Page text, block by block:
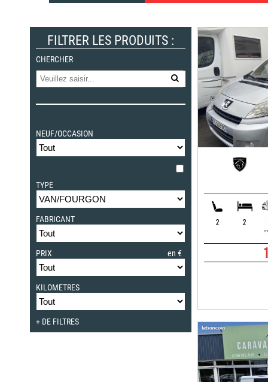
FILTRER LES PRODUITS :
CHERCHER
NEUF/OCCASION
TYPE
FABRICANT
PRIX en €
KILOMETRES
+ DE FILTRES
2 2